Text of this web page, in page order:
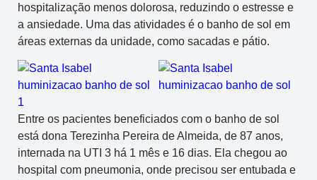
hospitalização menos dolorosa, reduzindo o estresse e
a ansiedade. Uma das atividades é o banho de sol em
áreas externas da unidade, como sacadas e pátio.
Entre os pacientes beneficiados com o banho de sol
está dona Terezinha Pereira de Almeida, de 87 anos,
internada na UTI 3 há 1 mês e 16 dias. Ela chegou ao
hospital com pneumonia, onde precisou ser entubada e